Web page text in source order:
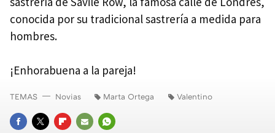
conocida por su tradicional sastrería a medida para
hombres.
¡Enhorabuena a la pareja!
TEMAS Novias Marta Ortega Valentino